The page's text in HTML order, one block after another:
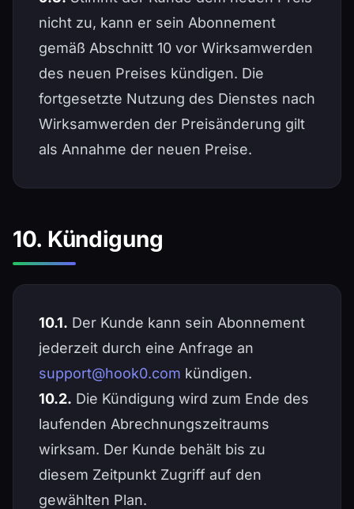
nicht zu, kann er sein Abonnement
gemäß Abschnitt 10 vor Wirksamwerden
des neuen Preises kündigen. Die
fortgesetzte Nutzung des Dienstes nach
Wirksamwerden der Preisänderung gilt
als Annahme der neuen Preise.
10. Kündigung
10.1. Der Kunde kann sein Abonnement
jederzeit durch eine Anfrage an
support@hook0.com kündigen.
10.2. Die Kündigung wird zum Ende des
laufenden Abrechnungszeitraums
wirksam. Der Kunde behält bis zu
diesem Zeitpunkt Zugriff auf den
gewählten Plan.